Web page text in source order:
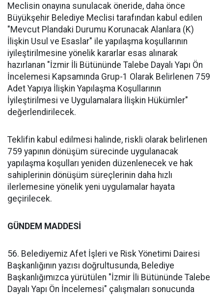
Meclisin onayına sunulacak öneride, daha önce
Büyükşehir Belediye Meclisi tarafından kabul edilen
"Mevcut Plandaki Durumu Korunacak Alanlara (K)
İlişkin Usul ve Esaslar" ile yapılaşma koşullarının
iyileştirilmesine yönelik kararlar esas alınarak
hazırlanan "İzmir İli Bütününde Talebe Dayalı Yapı Ön
İncelemesi Kapsamında Grup-1 Olarak Belirlenen 759
Adet Yapıya İlişkin Yapılaşma Koşullarının
İyileştirilmesi ve Uygulamalara İlişkin Hükümler"
değerlendirilecek.
Teklifin kabul edilmesi halinde, riskli olarak belirlenen
759 yapının dönüşüm sürecinde uygulanacak
yapılaşma koşulları yeniden düzenlenecek ve hak
sahiplerinin dönüşüm süreçlerinin daha hızlı
ilerlemesine yönelik yeni uygulamalar hayata
geçirilecek.
GÜNDEM MADDESİ
56. Belediyemiz Afet İşleri ve Risk Yönetimi Dairesi
Başkanlığının yazısı doğrultusunda, Belediye
Başkanlığımızca yürütülen "İzmir İli Bütününde Talebe
Dayalı Yapı Ön İncelemesi" çalışmaları sonucunda